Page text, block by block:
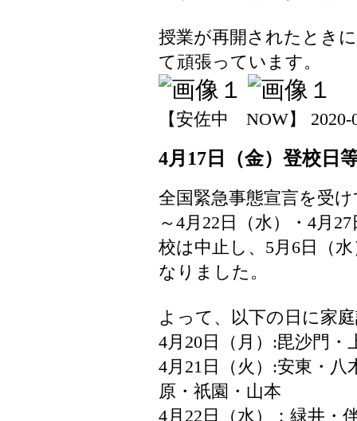
授業が再開されたとき
て頑張っています。
【安佐中 NOW】 2020-
4月17日（金）登校日
全国緊急事態宣言を受
～4月22日（水）・4月
校は中止し、5月6日（
なりました。
よって、以下の日に家
4月20日（月）:毘沙門
4月21日（火）:安東・
原・祇園・山本
4月22日（水）：緑井・